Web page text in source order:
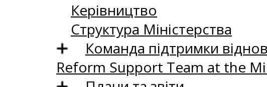
Керівництво
Структура Міністерства
Команда підтримки
Reform Support Team at the